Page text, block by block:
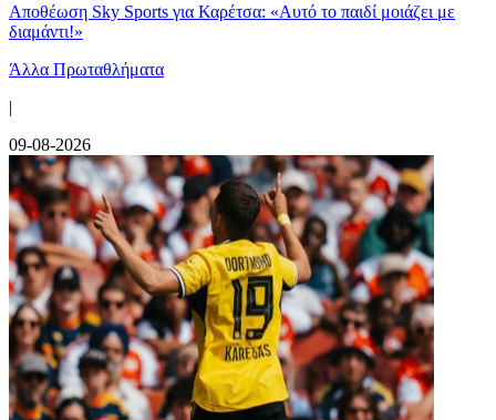
Αποθέωση Sky Sports για Καρέτσα: «Αυτό το παιδί μοιάζει με
διαμάντι!»
Άλλα Πρωταθλήματα
|
09-08-2026